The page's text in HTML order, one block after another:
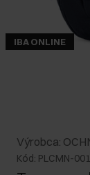
IBA ONLINE
Výrobca:
Kód: PLCMN-